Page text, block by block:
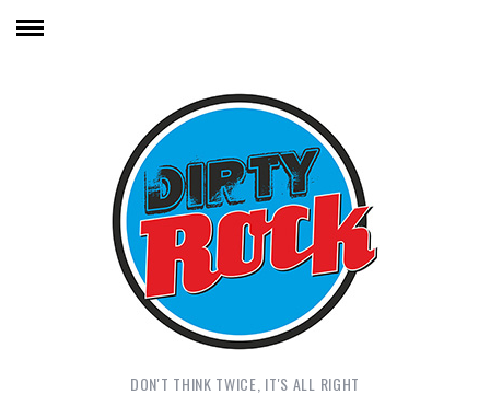
DON'T THINK TWICE, IT'S ALL RIGHT